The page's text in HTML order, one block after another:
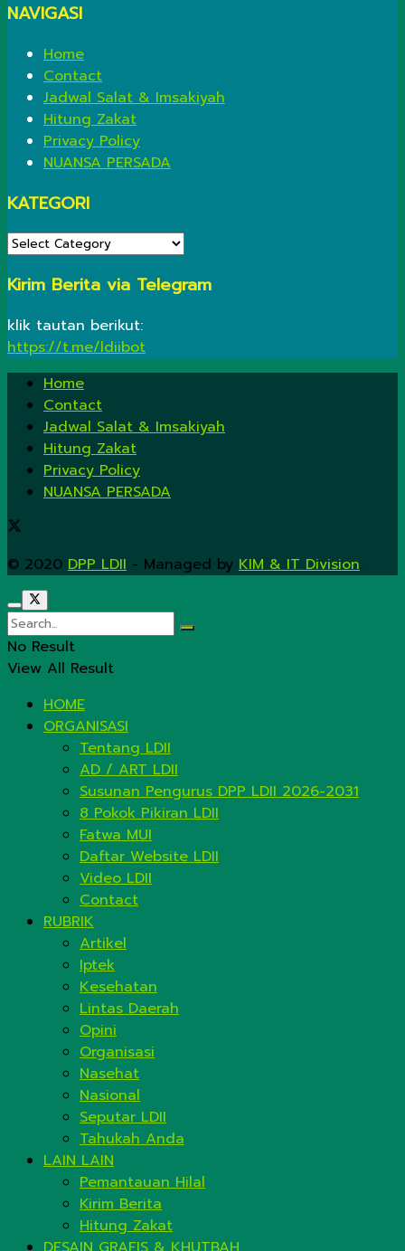
NAVIGASI
Home
Contact
Jadwal Salat & Imsakiyah
Hitung Zakat
Privacy Policy
NUANSA PERSADA
KATEGORI
KATEGORI
Kirim Berita via Telegram
klik tautan berikut:
https://t.me/ldiibot
Home
Contact
Jadwal Salat & Imsakiyah
Hitung Zakat
Privacy Policy
NUANSA PERSADA
© 2020 DPP LDII - Managed by KIM & IT Division.
No Result
View All Result
HOME
ORGANISASI
Tentang LDII
AD / ART LDII
Susunan Pengurus DPP LDII 2026-2031
8 Pokok Pikiran LDII
Fatwa MUI
Daftar Website LDII
Video LDII
Contact
RUBRIK
Artikel
Iptek
Kesehatan
Lintas Daerah
Opini
Organisasi
Nasehat
Nasional
Seputar LDII
Tahukah Anda
LAIN LAIN
Pemantauan Hilal
Kirim Berita
Hitung Zakat